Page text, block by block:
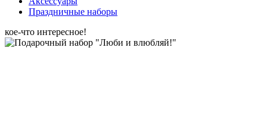
Праздничные наборы
кое-что интересное!